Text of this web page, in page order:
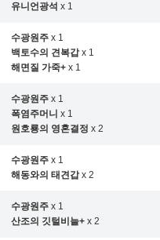
유니언광석 x 1
수광원주 x 1
백토수의 견복갑x 1
해면질 가죽+ x 1
수광원주 x 1
폭염주머니 x 1
원호룡의 영혼결정 x 2
수광원주 x 1
해동와의 태견갑x 2
수광원주 x 1
산조의 깃털비늘+ x 2